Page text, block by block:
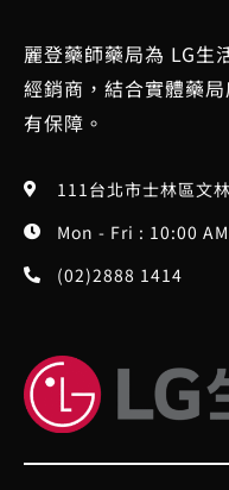
麗登藥師藥局為 LG
經銷商，結合實體藥
有保障。
111台北市士林區文
Mon - Fri : 10:00
(02)2888 1414